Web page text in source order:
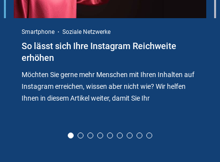
Smartphone Soziale Netzwerke
So lässt sich Ihre Instagram Reichweite
erhöhen
Möchten Sie gerne mehr Menschen mit Ihren Inhalten auf
Instagram erreichen, wissen aber nicht wie? Wir helfen
Ihnen in diesem Artikel weiter, damit Sie Ihr